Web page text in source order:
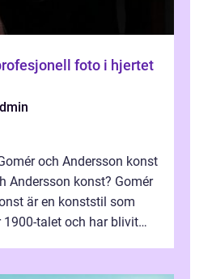
och Andersson konst
Andersson konst? Gomér
är en konststil som
talet och har blivit